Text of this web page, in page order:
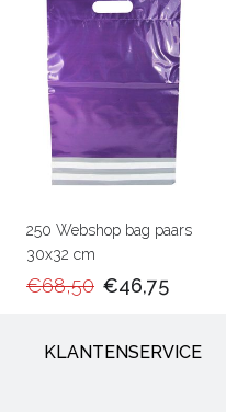
250 Webshop bag paars
30x32 cm
€68,50 €46,75
KLANTENSERVICE